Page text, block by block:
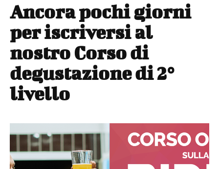
Ancora pochi giorni
per iscriversi al
nostro Corso di
degustazione di 2°
livello